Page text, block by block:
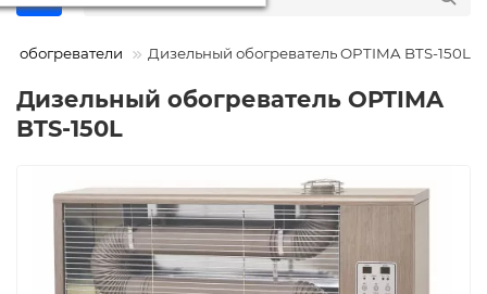
обогреватели Дизельный обогреватель OPTIMA BTS-150L
Дизельный обогреватель OPTIMA
BTS-150L